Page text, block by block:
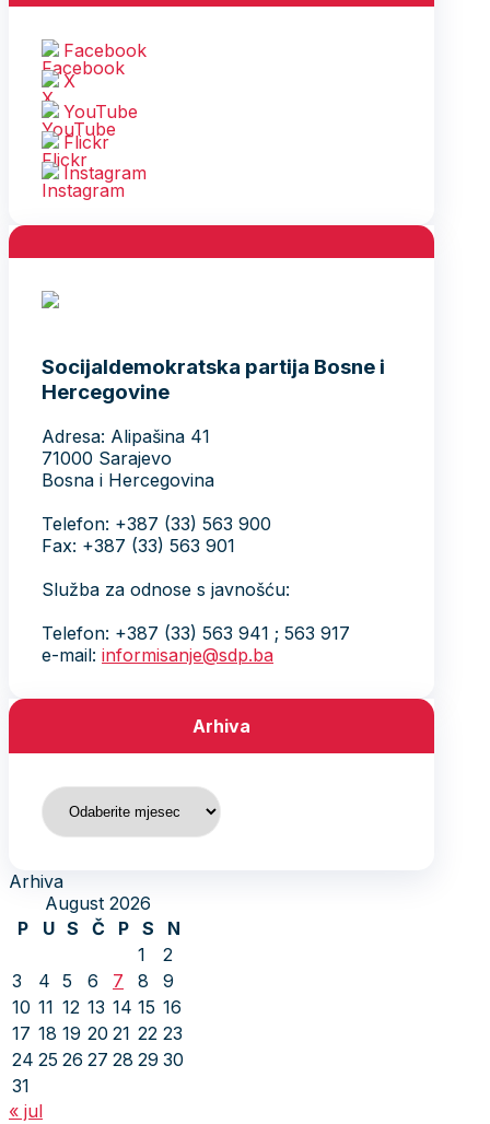
Facebook
X
YouTube
Flickr
Instagram
Socijaldemokratska partija Bosne i
Hercegovine
Adresa: Alipašina 41
71000 Sarajevo
Bosna i Hercegovina
Telefon: +387 (33) 563 900
Fax: +387 (33) 563 901
Služba za odnose s javnošću:
Telefon: +387 (33) 563 941 ; 563 917
e-mail: informisanje@sdp.ba
Arhiva
Arhiva
Arhiva
August 2026
P
U S Č P S
N
1
2
3
4 5 6 7 8
9
10 11 12 13 14 15 16
17 18 19 20 21 22 23
24 25 26 27 28 29 30
31
« jul